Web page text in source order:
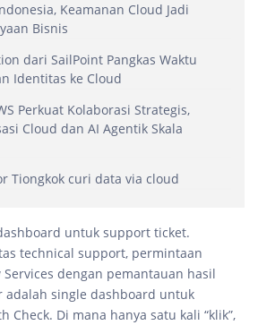
Keamanan Cloud Jadi
Bisnis
dari SailPoint Pangkas Waktu
Identitas ke Cloud
Perkuat Kolaborasi Strategis,
Cloud dan AI Agentik Skala
Tiongkok curi data via cloud
untuk support ticket.
technical support, permintaan
Services dengan pemantauan hasil
adalah single dashboard untuk
Check. Di mana hanya satu kali “klik”,